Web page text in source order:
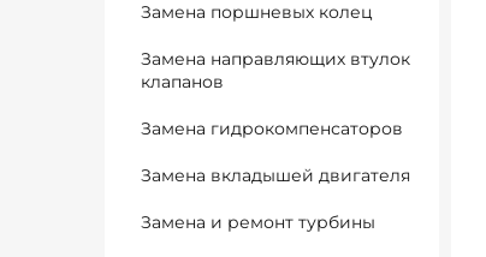
Замена поршневых колец
Замена направляющих втулок
клапанов
Замена гидрокомпенсаторов
Замена вкладышей двигателя
Замена и ремонт турбины